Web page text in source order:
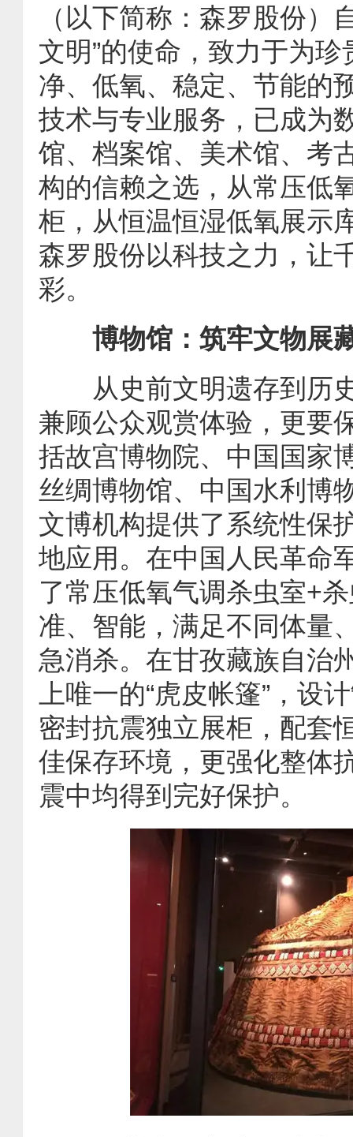
（以下简称：森罗股份）
文明”的使命，致力于为
净、低氧、稳定、节能的
技术与专业服务，已成为
馆、档案馆、美术馆、考
构的信赖之选，从常压低
柜，从恒温恒湿低氧展示
森罗股份以科技之力，让
彩。
博物馆：筑牢文物展
从史前文明遗存到历史
兼顾公众观赏体验，更要
括故宫博物院、中国国家
丝绸博物馆、中国水利博
文博机构提供了系统性保
地应用。在中国人民革命
了常压低氧气调杀虫室+
准、智能，满足不同体量
急消杀。在甘孜藏族自治
上唯一的“虎皮帐篷”，设
密封抗震独立展柜，配套
佳保存环境，更强化整体
震中均得到完好保护。